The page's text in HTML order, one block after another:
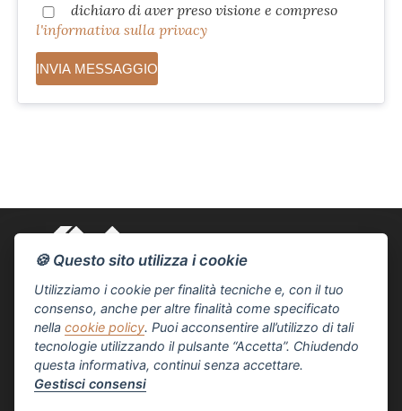
dichiaro di aver preso visione e compreso
l'informativa sulla privacy
Via della Pace, 123
19033 La Spezia
058756230
info@agenziademoagim.it
🍪 Questo sito utilizza i cookie
Utilizziamo i cookie per finalità tecniche e, con il tuo
consenso, anche per altre finalità come specificato
nellacookie policy. Puoi acconsentire all’utilizzo di tali
tecnologie utilizzando il pulsante “Accetta”. Chiudendo
questa informativa, continui senza accettare.
Gestisci consensi